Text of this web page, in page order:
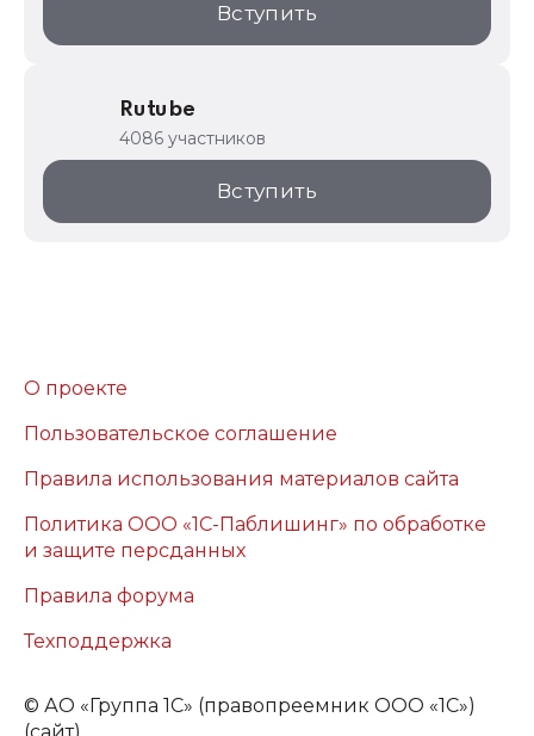
Вступить
Rutube
4086 участников
Вступить
О проекте
Пользовательское соглашение
Правила использования материалов сайта
Политика ООО «1С-Паблишинг» по обработке
и защите персданных
Правила форума
Техподдержка
© АО «Группа 1С» (правопреемник ООО «1С»)